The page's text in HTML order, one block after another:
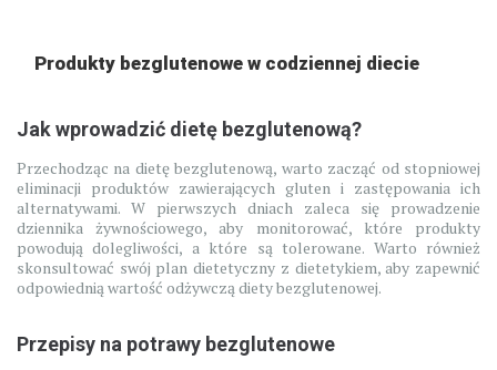
Produkty bezglutenowe w codziennej diecie
Jak wprowadzić dietę bezglutenową?
Przechodząc na dietę bezglutenową, warto zacząć od stopniowej
eliminacji produktów zawierających gluten i zastępowania ich
alternatywami. W pierwszych dniach zaleca się prowadzenie
dziennika żywnościowego, aby monitorować, które produkty
powodują dolegliwości, a które są tolerowane. Warto również
skonsultować swój plan dietetyczny z dietetykiem, aby zapewnić
odpowiednią wartość odżywczą diety bezglutenowej.
Przepisy na potrawy bezglutenowe